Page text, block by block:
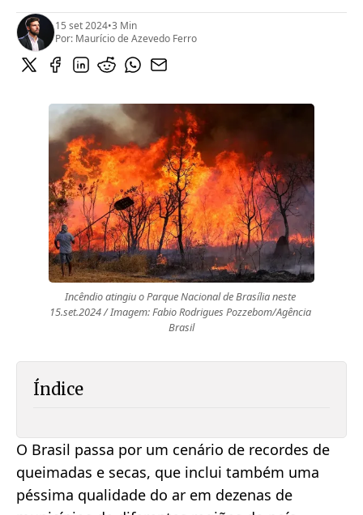
15 set 2024•3 Min
Por: Maurício de Azevedo Ferro
Incêndio atingiu o Parque Nacional de Brasília neste
15.set.2024 / Imagem: Fabio Rodrigues Pozzebom/Agência
Brasil
Índice
O Brasil passa por um cenário de recordes de
queimadas e secas, que inclui também uma
péssima qualidade do ar em dezenas de